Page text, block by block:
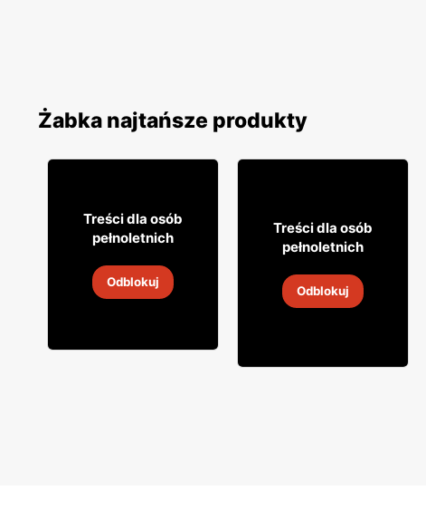
Żabka najtańsze produkty
4999
18 sie 2026
Treści dla osób
pełnoletnich
Odblokuj
4999
Whisky Clan campbell
18 sie 2026
Treści dla osób
pełnoletnich
Odblokuj